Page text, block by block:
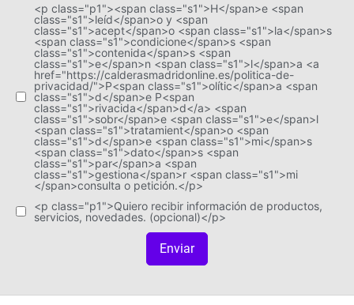
<p class="p1"><span class="s1">H</span>e <span
class="s1">leíd</span>o y <span
class="s1">acept</span>o <span class="s1">la</span>s
<span class="s1">condicione</span>s <span
class="s1">contenida</span>s <span
class="s1">e</span>n <span class="s1">l</span>a <a
href="https://calderasmadridonline.es/politica-de-
privacidad/">P<span class="s1">olític</span>a <span
class="s1">d</span>e P<span
class="s1">rivacida</span>d</a> <span
class="s1">sobr</span>e <span class="s1">e</span>l
<span class="s1">tratamient</span>o <span
class="s1">d</span>e <span class="s1">mi</span>s
<span class="s1">dato</span>s <span
class="s1">par</span>a <span
class="s1">gestiona</span>r <span class="s1">mi
</span>consulta o petición.</p>
<p class="p1">Quiero recibir información de productos,
servicios, novedades. (opcional)</p>
Enviar